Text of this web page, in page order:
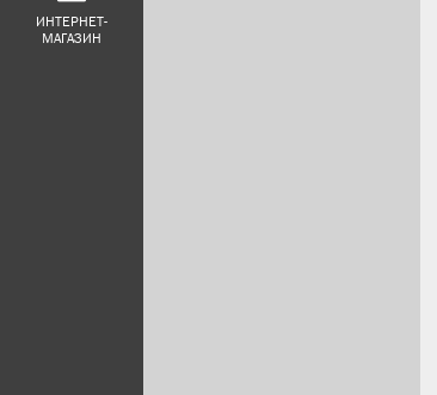
ИНТЕРНЕТ-
МАГАЗИН